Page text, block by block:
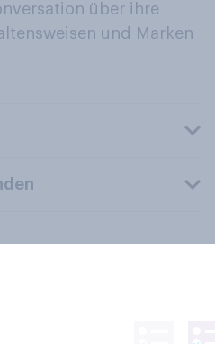
über ihre
und Marken
Alle Rechte vorbehalten.